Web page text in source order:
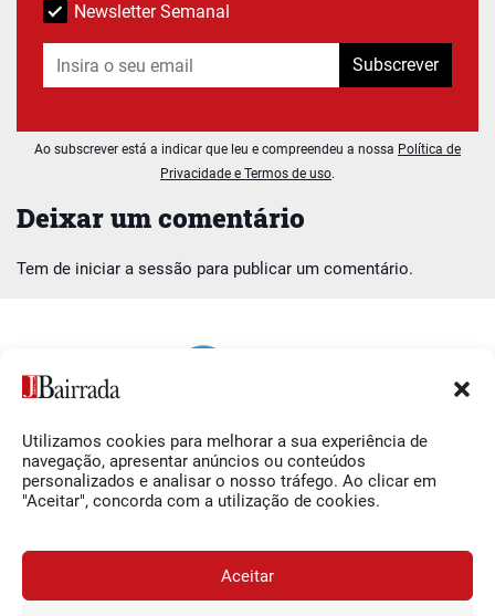
Utilizamos cookies para melhorar a sua experiência de
navegação, apresentar anúncios ou conteúdos
personalizados e analisar o nosso tráfego. Ao clicar em
"Aceitar", concorda com a utilização de cookies.
Aceitar
Deixar um comentário
Tem de iniciar a sessão para publicar um comentário.
Newsletter Semanal
Subscrever
Ao subscrever está a indicar que leu e compreendeu a nossa Política de
Privacidade e Termos de uso.
Siga-nos
Facebook
O Jornal da Bairrada
Contactos
Termos e Condições